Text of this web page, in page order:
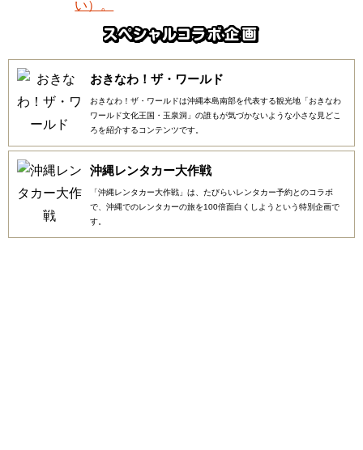
おきなわ！ザ・ワールド
おきなわ！ザ・ワールドは沖縄本島南部を代表する観光地「おきなわ
ワールド文化王国・玉泉洞」の誰もが気づかないような小さな見どこ
ろを紹介するコンテンツです。
沖縄レンタカー大作戦
「沖縄レンタカー大作戦」は、たびらいレンタカー予約とのコラボ
で、沖縄でのレンタカーの旅を100倍面白くしようという特別企画で
す。